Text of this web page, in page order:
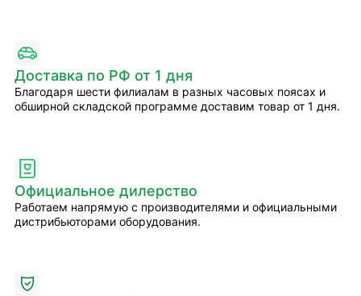
Доставка по РФ от 1 дня
Благодаря шести филиалам в разных часовых поясах и
обширной складской программе доставим товар от 1 дня.
Официальное дилерство
Работаем напрямую с производителями и официальными
дистрибьюторами оборудования.